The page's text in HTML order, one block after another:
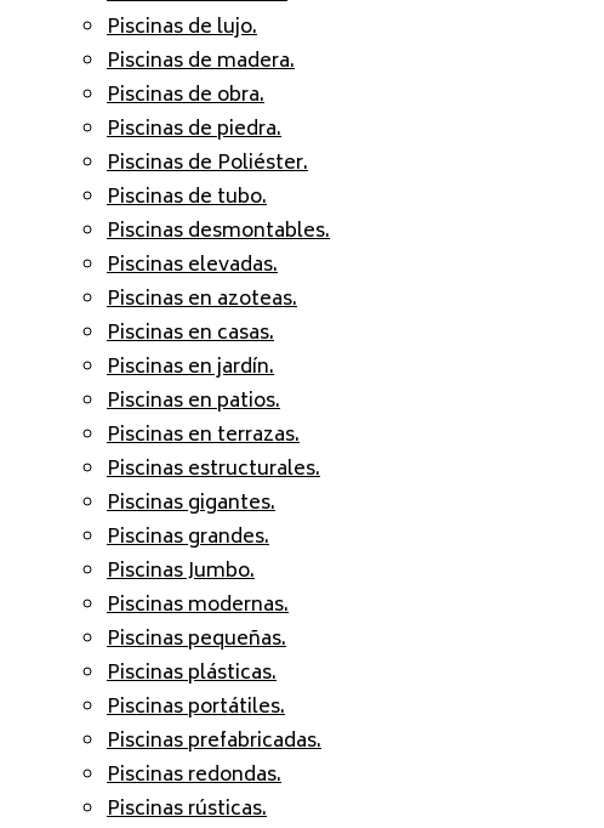
Piscinas de lujo.
Piscinas de madera.
Piscinas de obra.
Piscinas de piedra.
Piscinas de Poliéster.
Piscinas de tubo.
Piscinas desmontables.
Piscinas elevadas.
Piscinas en azoteas.
Piscinas en casas.
Piscinas en jardín.
Piscinas en patios.
Piscinas en terrazas.
Piscinas estructurales.
Piscinas gigantes.
Piscinas grandes.
Piscinas Jumbo.
Piscinas modernas.
Piscinas pequeñas.
Piscinas plásticas.
Piscinas portátiles.
Piscinas prefabricadas.
Piscinas redondas.
Piscinas rústicas.